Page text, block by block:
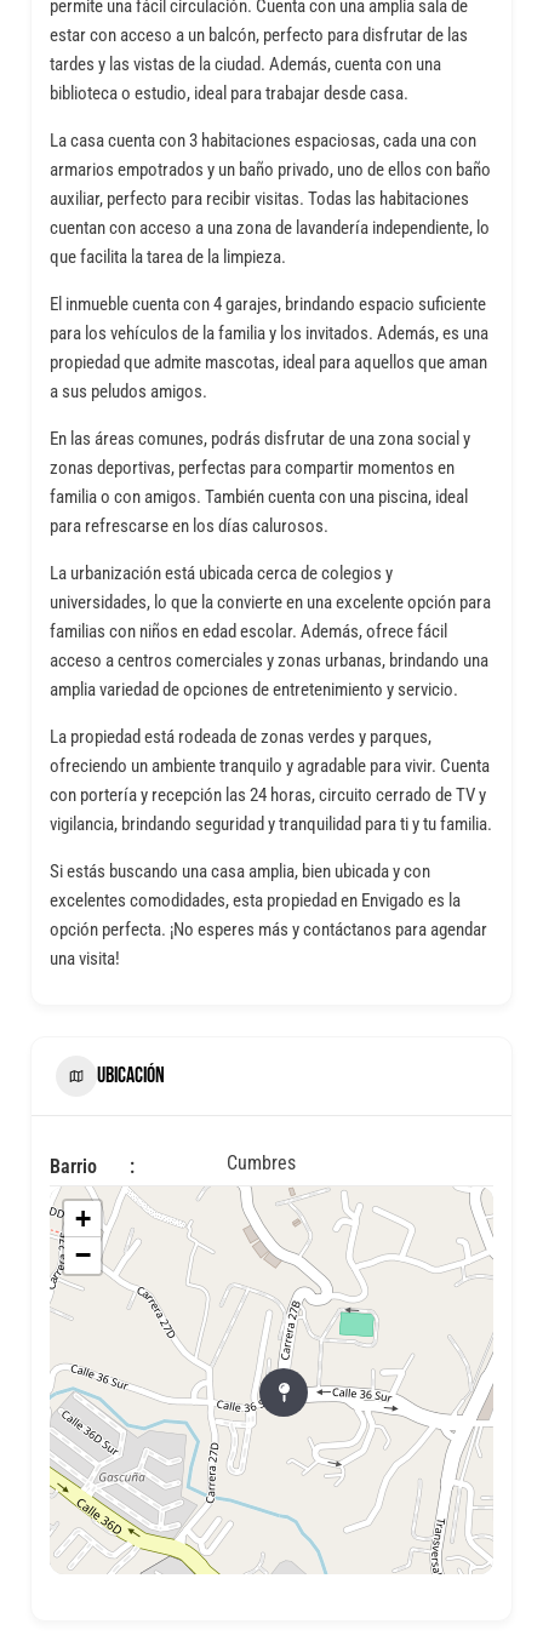
permite una fácil circulación. Cuenta con una amplia sala de
estar con acceso a un balcón, perfecto para disfrutar de las
tardes y las vistas de la ciudad. Además, cuenta con una
biblioteca o estudio, ideal para trabajar desde casa.
La casa cuenta con 3 habitaciones espaciosas, cada una con
armarios empotrados y un baño privado, uno de ellos con baño
auxiliar, perfecto para recibir visitas. Todas las habitaciones
cuentan con acceso a una zona de lavandería independiente, lo
que facilita la tarea de la limpieza.
El inmueble cuenta con 4 garajes, brindando espacio suficiente
para los vehículos de la familia y los invitados. Además, es una
propiedad que admite mascotas, ideal para aquellos que aman
a sus peludos amigos.
En las áreas comunes, podrás disfrutar de una zona social y
zonas deportivas, perfectas para compartir momentos en
familia o con amigos. También cuenta con una piscina, ideal
para refrescarse en los días calurosos.
La urbanización está ubicada cerca de colegios y
universidades, lo que la convierte en una excelente opción para
familias con niños en edad escolar. Además, ofrece fácil
acceso a centros comerciales y zonas urbanas, brindando una
amplia variedad de opciones de entretenimiento y servicio.
La propiedad está rodeada de zonas verdes y parques,
ofreciendo un ambiente tranquilo y agradable para vivir. Cuenta
con portería y recepción las 24 horas, circuito cerrado de TV y
vigilancia, brindando seguridad y tranquilidad para ti y tu familia.
Si estás buscando una casa amplia, bien ubicada y con
excelentes comodidades, esta propiedad en Envigado es la
opción perfecta. ¡No esperes más y contáctanos para agendar
una visita!
UBICACIÓN
Barrio Cumbres
+
−